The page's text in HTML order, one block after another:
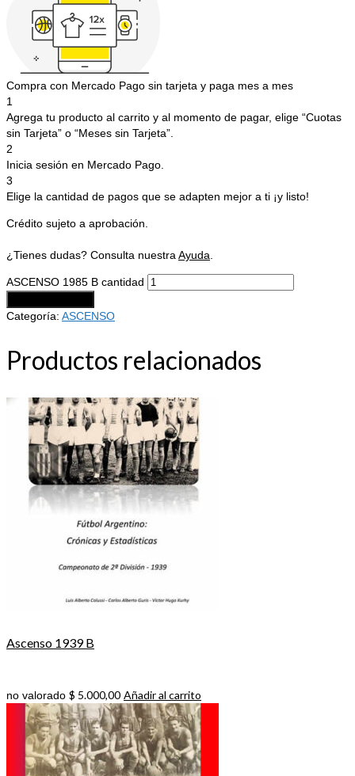
Compra con Mercado Pago sin tarjeta y paga mes a mes
1
Agrega tu producto al carrito y al momento de pagar, elige “Cuotas
sin Tarjeta” o “Meses sin Tarjeta”.
2
Inicia sesión en Mercado Pago.
3
Elige la cantidad de pagos que se adapten mejor a ti ¡y listo!
Crédito sujeto a aprobación.
¿Tienes dudas? Consulta nuestra Ayuda
ASCENSO 1985 B cantidad
Categoría: ASCENSO
Productos relacionados
Ascenso 1939 B
no valorado $ 5.000,00 Añadir al carrito